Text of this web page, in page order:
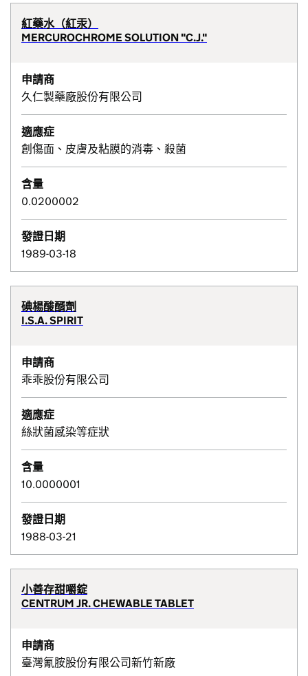
紅藥水（紅汞）
MERCUROCHROME SOLUTION "C.J."
申請商
久仁製藥廠股份有限公司
適應症
創傷面、皮膚及粘膜的消毒、殺菌
含量
0.0200002
發證日期
1989-03-18
碘楊酸醑劑
I.S.A. SPIRIT
申請商
乖乖股份有限公司
適應症
絲狀菌感染等症狀
含量
10.0000001
發證日期
1988-03-21
小善存甜嚼錠
CENTRUM JR. CHEWABLE TABLET
申請商
臺灣氰胺股份有限公司新竹新廠